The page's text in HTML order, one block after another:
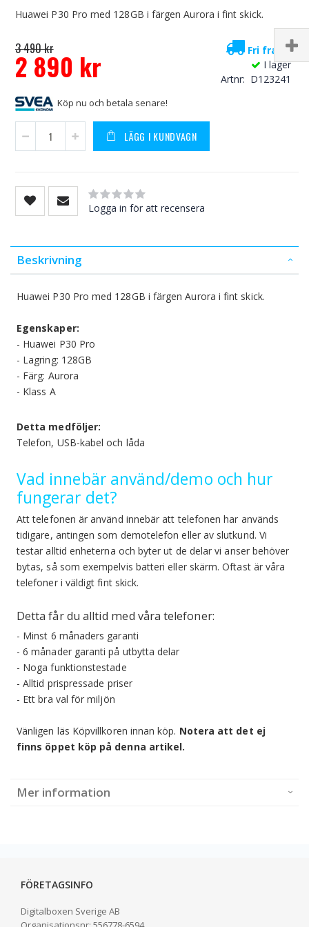
Huawei P30 Pro med 128GB i färgen Aurora i fint skick.
3 490 kr
Special
2 890 kr
Fri frakt!
I lager
Artnr
D123241
Köp nu och betala senare!
LÄGG I KUNDVAGN
Rating:
0% of100
Logga in för att recensera
Beskrivning
Huawei P30 Pro med 128GB i färgen Aurora i fint skick.
Egenskaper:
- Huawei P30 Pro
- Lagring: 128GB
- Färg: Aurora
- Klass A
Detta medföljer:
Telefon, USB-kabel och låda
Vad innebär använd/demo och hur
fungerar det?
Att telefonen är använd innebär att telefonen har används
tidigare, antingen som demotelefon eller av slutkund. Vi
testar alltid enheterna och byter ut de delar vi anser behöver
bytas, så som exempelvis batteri eller skärm. Oftast är våra
telefoner i väldigt fint skick.
Detta får du alltid med våra telefoner:
- Minst 6 månaders garanti
- 6 månader garanti på utbytta delar
- Noga funktionstestade
- Alltid prispressade priser
- Ett bra val för miljön
Vänligen läs Köpvillkoren innan köp. Notera att det ej
finns öppet köp på denna artikel.
Mer information
FÖRETAGSINFO
Digitalboxen Sverige AB